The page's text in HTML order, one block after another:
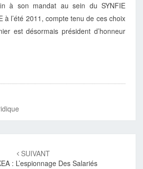
à son mandat au sein du SYNFIE
à l’été 2011, compte tenu de ces choix
est désormais président d’honneur
SUIVANT
: L’espionnage Des Salariés